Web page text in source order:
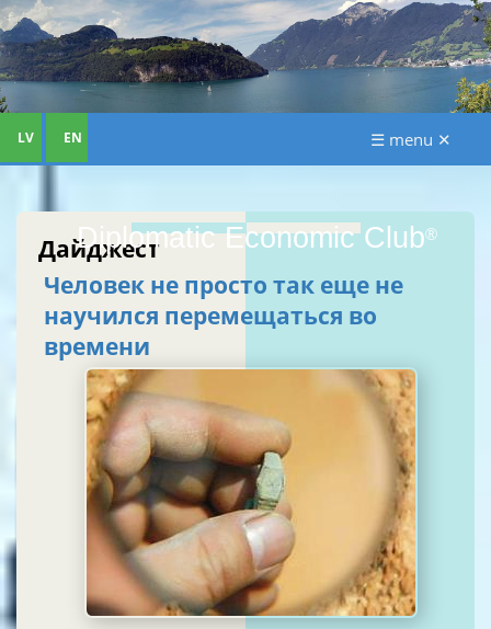
Diplomatic Economic Club®
LV EN ☰ menu ✕
Дайджест
Человек не просто так еще не
научился перемещаться во
времени